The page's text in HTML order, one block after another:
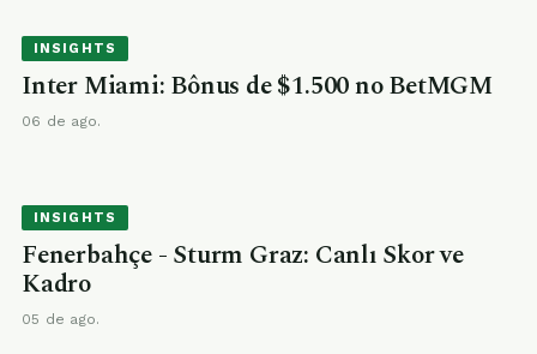
INSIGHTS
Inter Miami: Bônus de $1.500 no BetMGM
06 de ago.
INSIGHTS
Fenerbahçe - Sturm Graz: Canlı Skor ve
Kadro
05 de ago.